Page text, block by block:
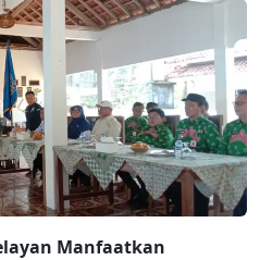
Manfaatkan